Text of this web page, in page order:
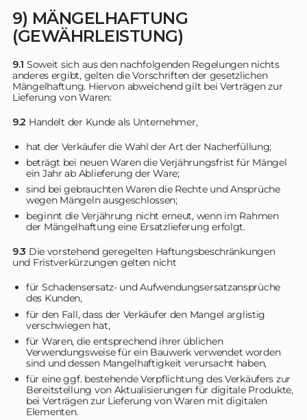
9) MÄNGELHAFTUNG
(GEWÄHRLEISTUNG)
9.1 Soweit sich aus den nachfolgenden Regelungen nichts
anderes ergibt, gelten die Vorschriften der gesetzlichen
Mängelhaftung. Hiervon abweichend gilt bei Verträgen zur
Lieferung von Waren:
9.2 Handelt der Kunde als Unternehmer,
hat der Verkäufer die Wahl der Art der Nacherfüllung;
beträgt bei neuen Waren die Verjährungsfrist für Mängel
ein Jahr ab Ablieferung der Ware;
sind bei gebrauchten Waren die Rechte und Ansprüche
wegen Mängeln ausgeschlossen;
beginnt die Verjährung nicht erneut, wenn im Rahmen
der Mängelhaftung eine Ersatzlieferung erfolgt.
9.3 Die vorstehend geregelten Haftungsbeschränkungen
und Fristverkürzungen gelten nicht
für Schadensersatz- und Aufwendungsersatzansprüche
des Kunden,
für den Fall, dass der Verkäufer den Mangel arglistig
verschwiegen hat,
für Waren, die entsprechend ihrer üblichen
Verwendungsweise für ein Bauwerk verwendet worden
sind und dessen Mangelhaftigkeit verursacht haben,
für eine ggf. bestehende Verpflichtung des Verkäufers zur
Bereitstellung von Aktualisierungen für digitale Produkte,
bei Verträgen zur Lieferung von Waren mit digitalen
Elementen.